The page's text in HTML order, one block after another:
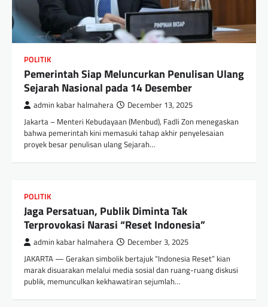
POLITIK
Pemerintah Siap Meluncurkan Penulisan Ulang
Sejarah Nasional pada 14 Desember
admin kabar halmahera December 13, 2025
Jakarta – Menteri Kebudayaan (Menbud), Fadli Zon menegaskan
bahwa pemerintah kini memasuki tahap akhir penyelesaian
proyek besar penulisan ulang Sejarah…
POLITIK
Jaga Persatuan, Publik Diminta Tak
Terprovokasi Narasi “Reset Indonesia”
admin kabar halmahera December 3, 2025
JAKARTA — Gerakan simbolik bertajuk “Indonesia Reset” kian
marak disuarakan melalui media sosial dan ruang-ruang diskusi
publik, memunculkan kekhawatiran sejumlah…